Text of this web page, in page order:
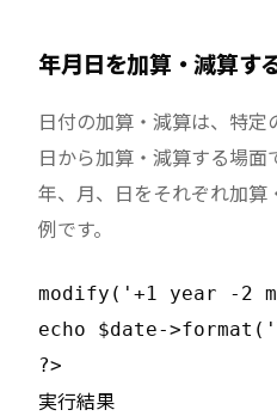
年月日を加算・減算す
日付の加算・減算は、特
日から加算・減算する場面
年、月、日をそれぞれ加算
例です。
modify('+1 year -2
echo $date-
実行結果